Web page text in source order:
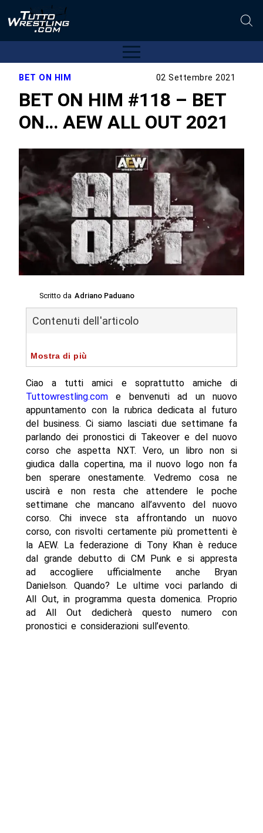
BET ON HIM 02 Settembre 2021
BET ON HIM #118 – BET
ON… AEW ALL OUT 2021
Scritto da Adriano Paduano
Contenuti dell'articolo
Mostra di più
Ciao a tutti amici e soprattutto amiche di
Tuttowrestling.come benvenuti ad un nuovo
appuntamento con la rubrica dedicata al futuro
del business. Ci siamo lasciati due settimane fa
parlando dei pronostici di Takeover e del nuovo
corso che aspetta NXT. Vero, un libro non si
giudica dalla copertina, ma il nuovo logo non fa
ben sperare onestamente. Vedremo cosa ne
uscirà e non resta che attendere le poche
settimane che mancano all’avvento del nuovo
corso. Chi invece sta affrontando un nuovo
corso, con risvolti certamente più promettenti è
la AEW. La federazione di Tony Khan è reduce
dal grande debutto di CM Punk e si appresta
ad accogliere ufficialmente anche Bryan
Danielson. Quando? Le ultime voci parlando di
All Out, in programma questa domenica. Proprio
ad All Out dedicherà questo numero con
pronostici e considerazioni sull’evento.